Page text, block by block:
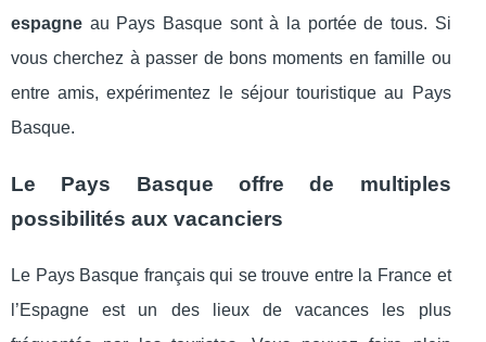
espagne au Pays Basque sont à la portée de tous. Si
vous cherchez à passer de bons moments en famille ou
entre amis, expérimentez le séjour touristique au Pays
Basque.
Le Pays Basque offre de multiples
possibilités aux vacanciers
Le Pays Basque français qui se trouve entre la France et
l’Espagne est un des lieux de vacances les plus